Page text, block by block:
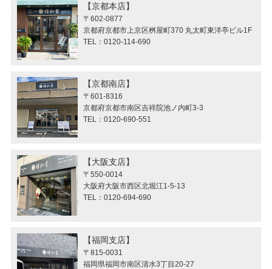
京都本店
〒602-0877
京都府京都市上京区桝屋町370 丸太町東洋亭ビル1F
TEL：0120-114-690
京都南店
〒601-8316
京都府京都市南区吉祥院池ノ内町3-3
TEL：0120-690-551
大阪支店
〒550-0014
大阪府大阪市西区北堀江1-5-13
TEL：0120-694-690
福岡支店
〒815-0031
福岡県福岡市南区清水3丁目20-27